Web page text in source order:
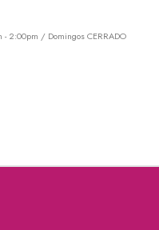
2:00pm / Domingos CERRADO